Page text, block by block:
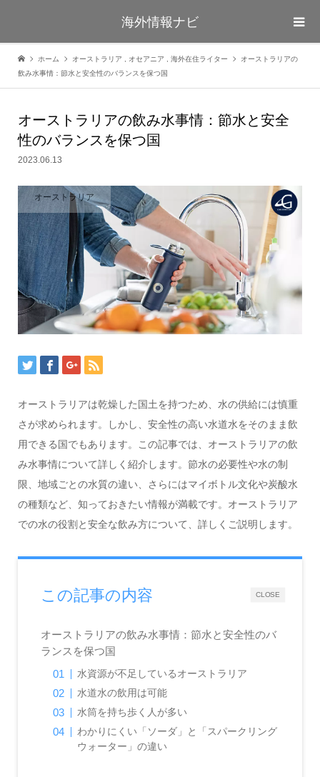
海外情報ナビ
ホーム オーストラリア オセアニア 海外在住ライター
オーストラリアの
飲み水事情：節水と安全性のバランスを保つ国
オーストラリアの飲み水事情：節水と安全
性のバランスを保つ国
2023.06.13
オーストラリア
オーストラリアは乾燥した国土を持つため、水の供給には慎重
さが求められます。しかし、安全性の高い水道水をそのまま飲
用できる国でもあります。この記事では、オーストラリアの飲
み水事情について詳しく紹介します。節水の必要性や水の制
限、地域ごとの水質の違い、さらにはマイボトル文化や炭酸水
の種類など、知っておきたい情報が満載です。オーストラリア
での水の役割と安全な飲み方について、詳しくご説明します。
CLOSE
この記事の内容
オーストラリアの飲み水事情：節水と安全性のバ
ランスを保つ国
水資源が不足しているオーストラリア
水道水の飲用は可能
水筒を持ち歩く人が多い
わかりにくい「ソーダ」と「スパークリング
ウォーター」の違い